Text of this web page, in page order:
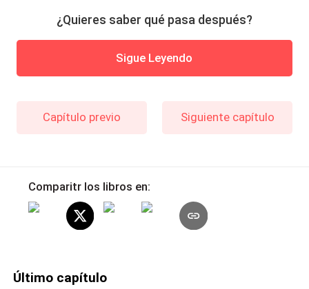
¿Quieres saber qué pasa después?
Sigue Leyendo
Capítulo previo Siguiente capítulo
Comparitr los libros en:
Último capítulo